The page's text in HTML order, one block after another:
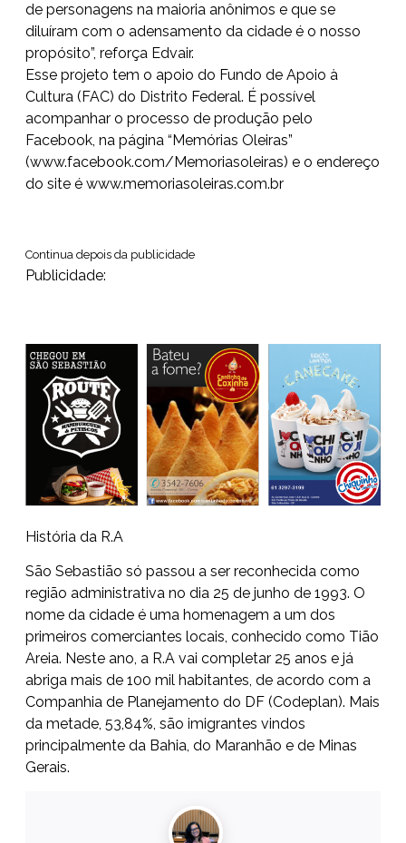
de personagens na maioria anônimos e que se
diluíram com o adensamento da cidade é o nosso
propósito”, reforça Edvair.
Esse projeto tem o apoio do Fundo de Apoio à
Cultura (FAC) do Distrito Federal. É possível
acompanhar o processo de produção pelo
Facebook, na página “Memórias Oleiras”
(www.facebook.com/Memoriasoleiras) e o endereço
do site é www.memoriasoleiras.com.br
Continua depois da publicidade
Publicidade:
História da R.A
São Sebastião só passou a ser reconhecida como
região administrativa no dia 25 de junho de 1993. O
nome da cidade é uma homenagem a um dos
primeiros comerciantes locais, conhecido como Tião
Areia. Neste ano, a R.A vai completar 25 anos e já
abriga mais de 100 mil habitantes, de acordo com a
Companhia de Planejamento do DF (Codeplan). Mais
da metade, 53,84%, são imigrantes vindos
principalmente da Bahia, do Maranhão e de Minas
Gerais.